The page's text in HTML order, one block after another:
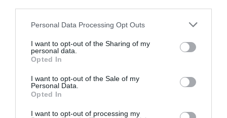
Personal Data Processing Opt Outs
I want to opt-out of the Sharing of my
personal data.
Opted In
I want to opt-out of the Sale of my
Personal Data.
Opted In
I want to opt-out of processing my